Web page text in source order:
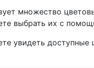
множество
выбрать их с
увидеть доступные